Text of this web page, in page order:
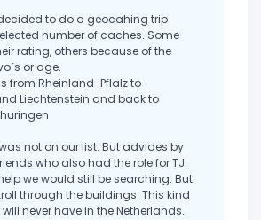
to do a geocahing trip
number of caches. Some
rating, others because of the
or age.
from Rheinland-Pflalz to
Liechtenstein and back to
not on our list. But advides by
who also had the role for TJ.
we would still be searching. But
through the buildings. This kind
never have in the Netherlands.